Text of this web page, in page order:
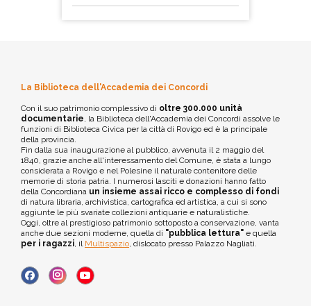
La Biblioteca dell'Accademia dei Concordi
Con il suo patrimonio complessivo di oltre 300.000 unità
documentarie, la Biblioteca dell'Accademia dei Concordi assolve le
funzioni di Biblioteca Civica per la città di Rovigo ed è la principale
della provincia.
Fin dalla sua inaugurazione al pubblico, avvenuta il 2 maggio del
1840, grazie anche all'interessamento del Comune, è stata a lungo
considerata a Rovigo e nel Polesine il naturale contenitore delle
memorie di storia patria. I numerosi lasciti e donazioni hanno fatto
della Concordiana un insieme assai ricco e complesso di fondi
di natura libraria, archivistica, cartografica ed artistica, a cui si sono
aggiunte le più svariate collezioni antiquarie e naturalistiche.
Oggi, oltre al prestigioso patrimonio sottoposto a conservazione, vanta
anche due sezioni moderne, quella di "pubblica lettura" e quella
per i ragazzi, il Multispazio, dislocato presso Palazzo Nagliati.